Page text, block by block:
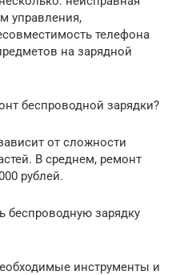
управления,
телефона
на зарядной
беспроводной зарядки?
от сложности
В среднем, ремонт
рублей.
зарядку
инструменты и